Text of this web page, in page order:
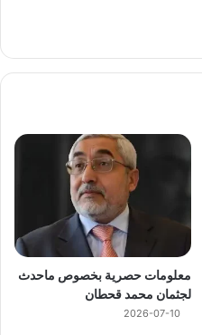
معلومات حصرية بخصوص ماحدث
لجثمان محمد قحطان
2026-07-10